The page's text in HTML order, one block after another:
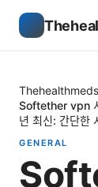
Thehealthmeds
Softether vpn
년 최신: 간단한
GENERAL